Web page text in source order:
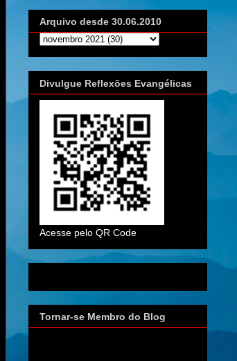
Arquivo desde 30.06.2010
Divulgue Reflexões Evangélicas
Acesse pelo QR Code
Tornar-se Membro do Blog